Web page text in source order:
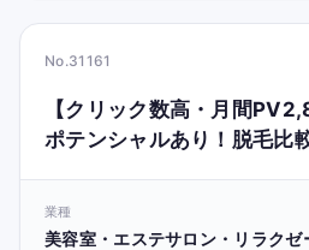
No.31161
【クリック数高・月間
ポテンシャルあり！脱毛比
業種
美容室・エステサロン・リラクゼ